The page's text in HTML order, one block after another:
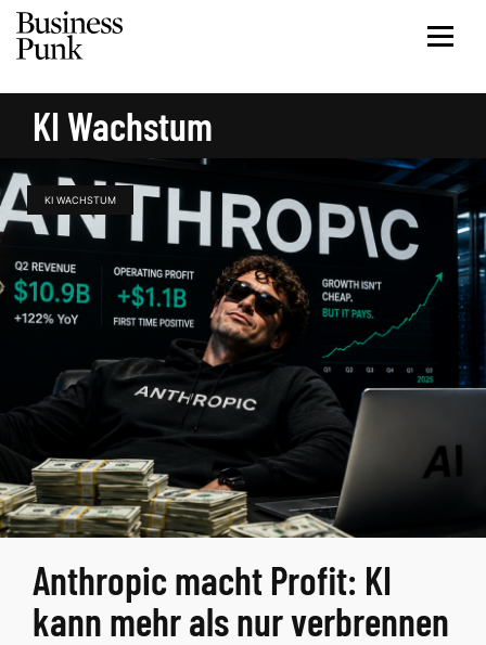
KI Wachstum
KI WACHSTUM
Anthropic macht Profit: KI
kann mehr als nur verbrennen